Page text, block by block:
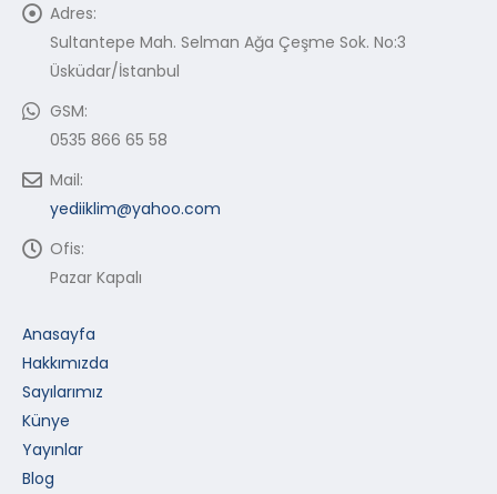
Adres:
Sultantepe Mah. Selman Ağa Çeşme Sok. No:3
Üsküdar/İstanbul
GSM:
0535 866 65 58
Mail:
yediiklim@yahoo.com
Ofis:
Pazar Kapalı
Anasayfa
Hakkımızda
Sayılarımız
Künye
Yayınlar
Blog